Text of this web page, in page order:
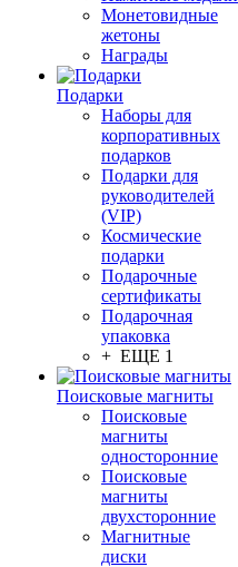
Монетовидные
жетоны
Награды
Подарки
Наборы для
корпоративных
подарков
Подарки для
руководителей
(VIP)
Космические
подарки
Подарочные
сертификаты
Подарочная
упаковка
+ ЕЩЕ 1
Поисковые магниты
Поисковые
магниты
односторонние
Поисковые
магниты
двухсторонние
Магнитные
диски